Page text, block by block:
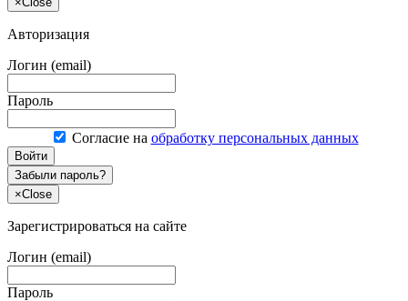
Авторизация
Логин (email)
Пароль
Согласие на обработку персональных данных
Войти
Забыли пароль?
×Close
Зарегистрироваться на сайте
Логин (email)
Пароль